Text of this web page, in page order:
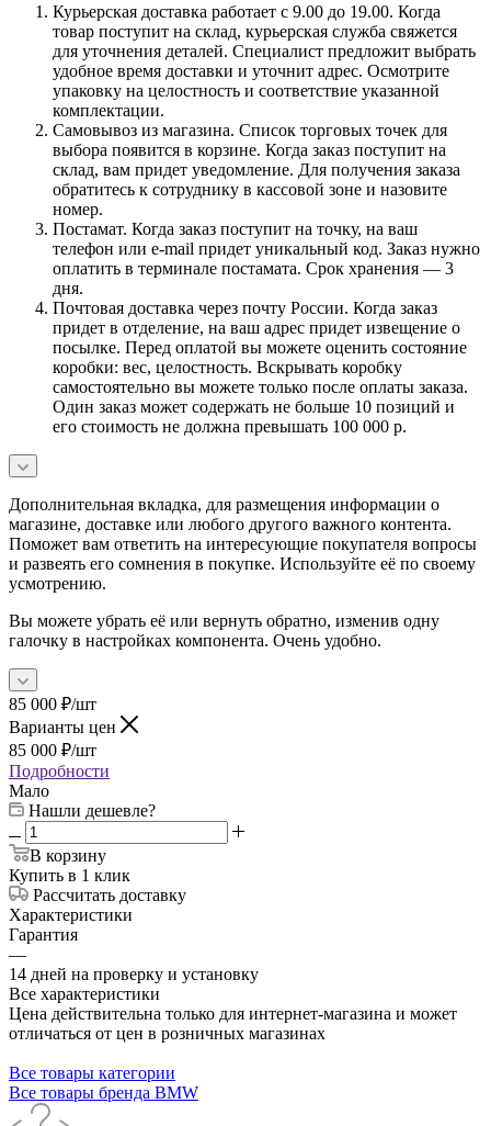
Курьерская доставка работает с 9.00 до 19.00. Когда
товар поступит на склад, курьерская служба свяжется
для уточнения деталей. Специалист предложит выбрать
удобное время доставки и уточнит адрес. Осмотрите
упаковку на целостность и соответствие указанной
комплектации.
Самовывоз из магазина. Список торговых точек для
выбора появится в корзине. Когда заказ поступит на
склад, вам придет уведомление. Для получения заказа
обратитесь к сотруднику в кассовой зоне и назовите
номер.
Постамат. Когда заказ поступит на точку, на ваш
телефон или e-mail придет уникальный код. Заказ нужно
оплатить в терминале постамата. Срок хранения — 3
дня.
Почтовая доставка через почту России. Когда заказ
придет в отделение, на ваш адрес придет извещение о
посылке. Перед оплатой вы можете оценить состояние
коробки: вес, целостность. Вскрывать коробку
самостоятельно вы можете только после оплаты заказа.
Один заказ может содержать не больше 10 позиций и
его стоимость не должна превышать 100 000 р.
Дополнительная вкладка, для размещения информации о
магазине, доставке или любого другого важного контента.
Поможет вам ответить на интересующие покупателя вопросы
и развеять его сомнения в покупке. Используйте её по своему
усмотрению.
Вы можете убрать её или вернуть обратно, изменив одну
галочку в настройках компонента. Очень удобно.
85 000 ₽/шт
Варианты цен
85 000 ₽/шт
Подробности
Мало
Нашли дешевле?
В корзину
Купить в 1 клик
Рассчитать доставку
Характеристики
Гарантия
—
14 дней на проверку и установку
Все характеристики
Цена действительна только для интернет-магазина и может
отличаться от цен в розничных магазинах
Все товары категории
Все товары бренда BMW